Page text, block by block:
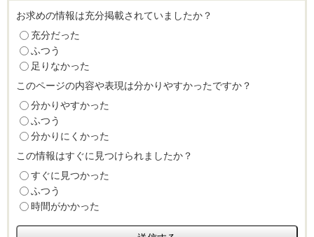
お求めの情報は充分掲載されていましたか？
充分だった
ふつう
足りなかった
このページの内容や表現は分かりやすかったですか？
分かりやすかった
ふつう
分かりにくかった
この情報はすぐに見つけられましたか？
すぐに見つかった
ふつう
時間がかかった